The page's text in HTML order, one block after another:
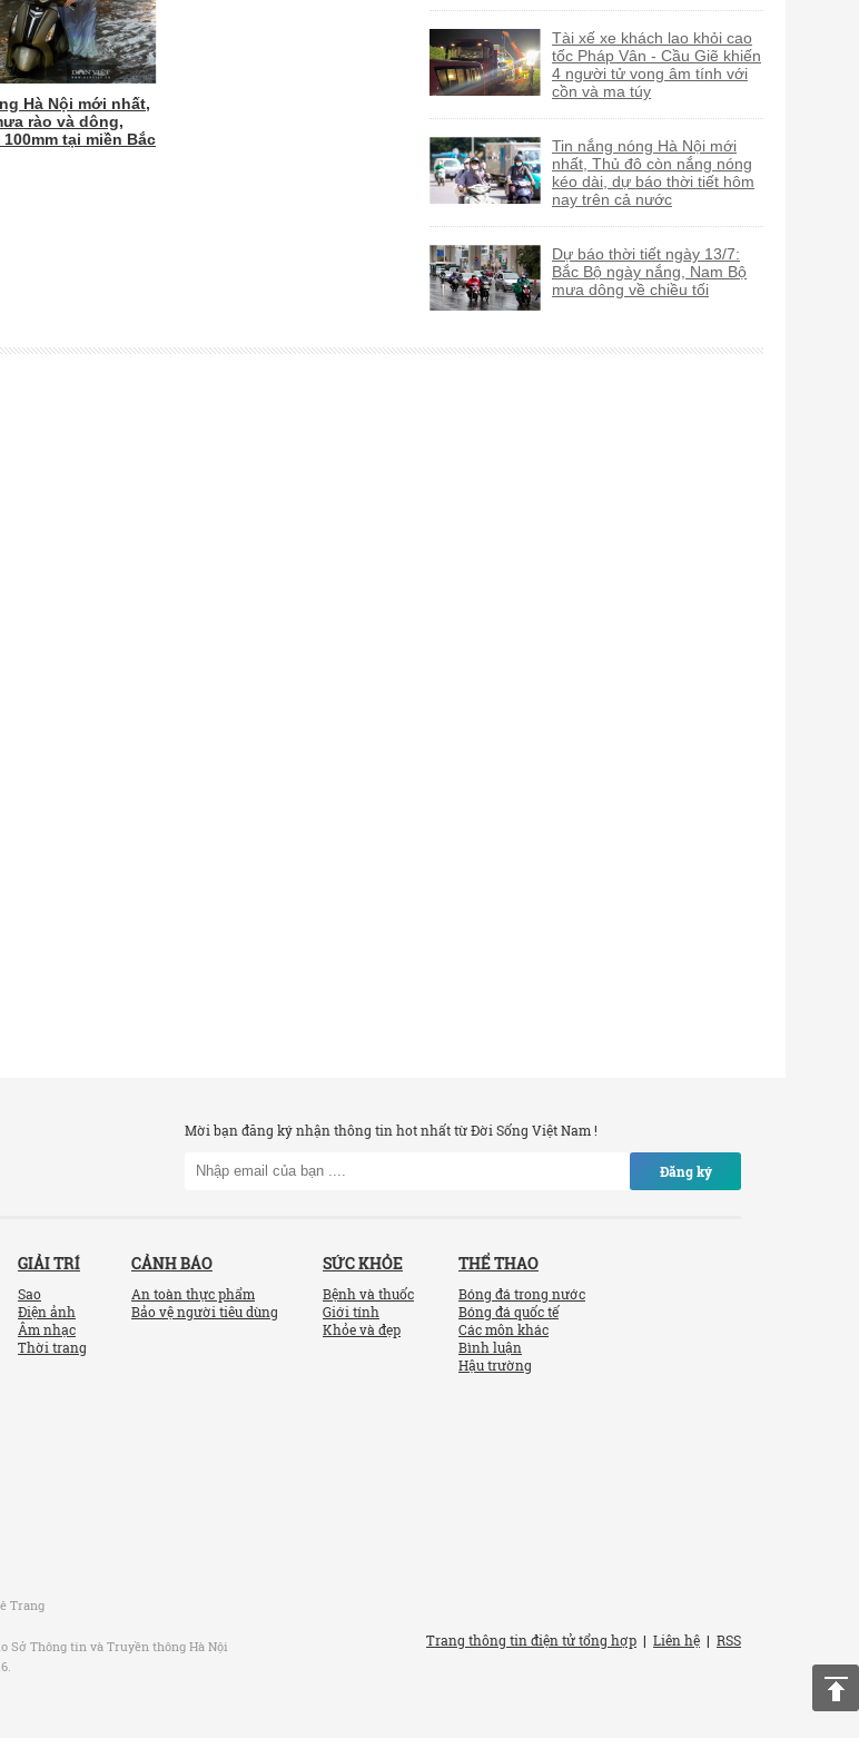
Hà Nội mới nhất,
rào và dông,
tại miền Bắc
Tài xế xe khách lao khỏi cao
tốc Pháp Vân - Cầu Giẽ khiến
4 người tử vong âm tính với
cồn và ma túy
Tin nắng nóng Hà Nội mới
nhất, Thủ đô còn nắng nóng
kéo dài, dự báo thời tiết hôm
nay trên cả nước
Dự báo thời tiết ngày 13/7:
Bắc Bộ ngày nắng, Nam Bộ
mưa dông về chiều tối
Mời bạn đăng ký nhận thông tin hot nhất từ Đời Sống Việt Nam !
Đăng ký
GIẢI TRÍ
Sao
Điện ảnh
Âm nhạc
Thời trang
CẢNH BÁO
An toàn thực phẩm
Bảo vệ người tiêu dùng
SỨC KHỎE
Bệnh và thuốc
Giới tính
Khỏe và đẹp
THỂ THAO
Bóng đá trong nước
Bóng đá quốc tế
Các môn khác
Bình luận
Hậu trường
Trang
Sở Thông tin và Truyền thông Hà Nội
Trang thông tin điện tử tổng hợp | Liên hệ | RSS